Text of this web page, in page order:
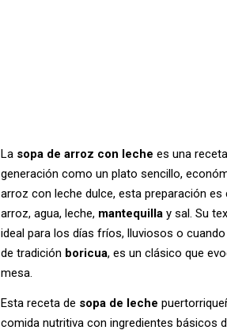
La sopa de arroz con leche es una
generación como un plato sencillo,
arroz con leche dulce, esta preparación
arroz, agua, leche, mantequilla y sal. Su
ideal para los días fríos, lluviosos o
de tradición boricua, es un clásico que
mesa.
Esta receta de sopa de leche
comida nutritiva con ingredientes básicos